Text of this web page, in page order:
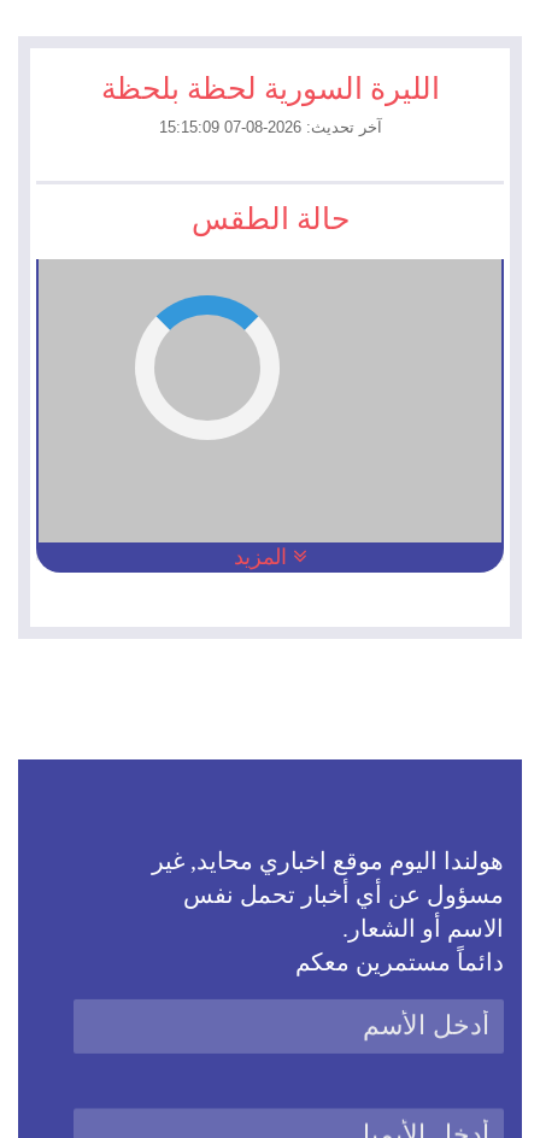
الليرة السورية لحظة بلحظة
آخر تحديث: 2026-08-07 15:15:09
حالة الطقس
المزيد
هولندا اليوم موقع اخباري محايد, غير
مسؤول عن أي أخبار تحمل نفس
الاسم أو الشعار.
دائماً مستمرين معكم